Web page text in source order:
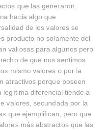
que las generaron.
hacia algo que
de los valores se
producto no solamente del
valiosas para algunos pero
de que nos sentimos
mismo valores o por la
atractivos porque poseen
legítima diferencial tiende a
valores, secundada por la
que ejemplifican, pero que
más abstractos que las